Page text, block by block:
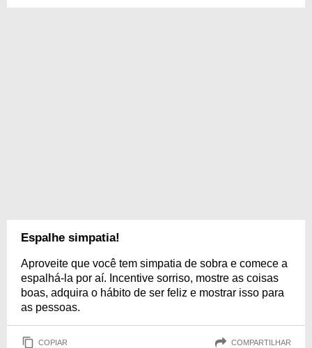
Espalhe simpatia!
Aproveite que você tem simpatia de sobra e comece a
espalhá-la por aí. Incentive sorriso, mostre as coisas
boas, adquira o hábito de ser feliz e mostrar isso para
as pessoas.
COPIAR COMPARTILHAR